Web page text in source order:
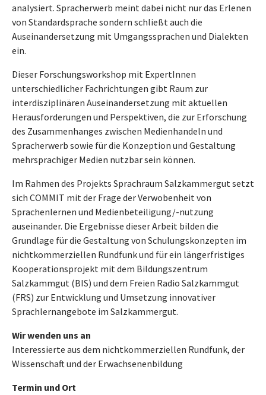
analysiert. Spracherwerb meint dabei nicht nur das Erlenen
von Standardsprache sondern schließt auch die
Auseinandersetzung mit Umgangssprachen und Dialekten
ein.
Dieser Forschungsworkshop mit ExpertInnen
unterschiedlicher Fachrichtungen gibt Raum zur
interdisziplinären Auseinandersetzung mit aktuellen
Herausforderungen und Perspektiven, die zur Erforschung
des Zusammenhanges zwischen Medienhandeln und
Spracherwerb sowie für die Konzeption und Gestaltung
mehrsprachiger Medien nutzbar sein können.
Im Rahmen des Projekts Sprachraum Salzkammergut setzt
sich COMMIT mit der Frage der Verwobenheit von
Sprachenlernen und Medienbeteiligung/-nutzung
auseinander. Die Ergebnisse dieser Arbeit bilden die
Grundlage für die Gestaltung von Schulungskonzepten im
nichtkommerziellen Rundfunk und für ein längerfristiges
Kooperationsprojekt mit dem Bildungszentrum
Salzkammgut (BIS) und dem Freien Radio Salzkammgut
(FRS) zur Entwicklung und Umsetzung innovativer
Sprachlernangebote im Salzkammergut.
Wir wenden uns an
Interessierte aus dem nichtkommerziellen Rundfunk, der
Wissenschaft und der Erwachsenenbildung
Termin und Ort